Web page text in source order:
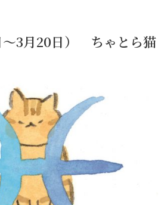
～3月20日） ちゃとら猫